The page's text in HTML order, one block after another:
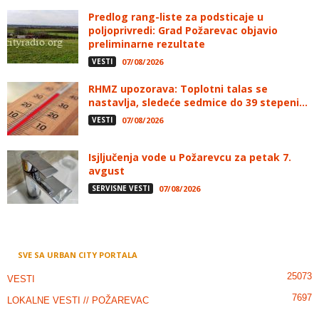
Predlog rang-liste za podsticaje u
poljoprivredi: Grad Požarevac objavio
preliminarne rezultate
VESTI 07/08/2026
RHMZ upozorava: Toplotni talas se
nastavlja, sledeće sedmice do 39 stepeni...
VESTI 07/08/2026
Isjljučenja vode u Požarevcu za petak 7.
avgust
SERVISNE VESTI 07/08/2026
SVE SA URBAN CITY PORTALA
VESTI 25073
LOKALNE VESTI // POŽAREVAC 7697